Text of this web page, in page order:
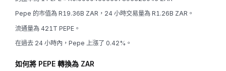
Pepe 的市值為 R19.36B ZAR，24 小時交易量為 R1.26B ZAR。
流通量為 421T PEPE。
在過去 24 小時內，Pepe 上漲了 0.42%。
如何將 PEPE 轉換為 ZAR